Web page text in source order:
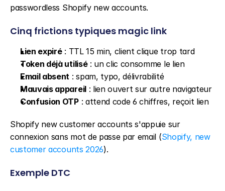
passwordless Shopify new accounts.
Cinq frictions typiques magic link
Lien expiré : TTL 15 min, client clique trop tard
Token déjà utilisé : un clic consomme le lien
Email absent : spam, typo, délivrabilité
Mauvais appareil : lien ouvert sur autre navigateur
Confusion OTP : attend code 6 chiffres, reçoit lien
Shopify new customer accounts s'appuie sur
connexion sans mot de passe par email (Shopify, new
customer accounts 2026).
Exemple DTC